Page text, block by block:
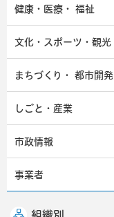
健康・医療・ 福祉
文化・スポーツ・観光
まちづくり・ 都市開発
しごと・産業
市政情報
事業者